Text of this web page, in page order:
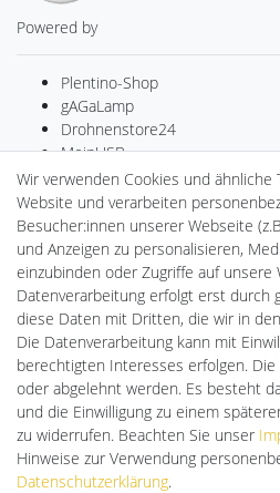
Powered by
Plentino-Shop
gAGaLamp
Drohnenstore24
MeinUSB
Batteriespeicher
PlentiSolar
LED-RETROSHOP
Ledkauf
DEYESOLAR
Lightech Connect
CardanLight Europe
FORTIMO LEDs
Cardanlight-Shop
Wallbox24
Impressum
Wir verwenden Cookies und
Website und verarbeiten
Besucher:innen unserer Webseite
und Anzeigen zu personalisieren,
einzubinden oder Zugriffe auf unsere
Datenverarbeitung erfolgt erst durch
diese Daten mit Dritten, die wir in
Die Datenverarbeitung kann mit
berechtigten Interesses erfolgen.
oder abgelehnt werden. Es besteht
und die Einwilligung zu einem
zu widerrufen. Beachten Sie unser
Hinweise zur Verwendung
Daten­schutz­erklärung.